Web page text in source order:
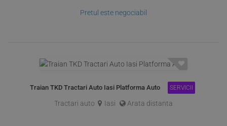
Pretul este negociabil
Traian TKD Tractari Auto Iasi Platforma Auto SERVICII
Tractari auto Iasi Arata distanta